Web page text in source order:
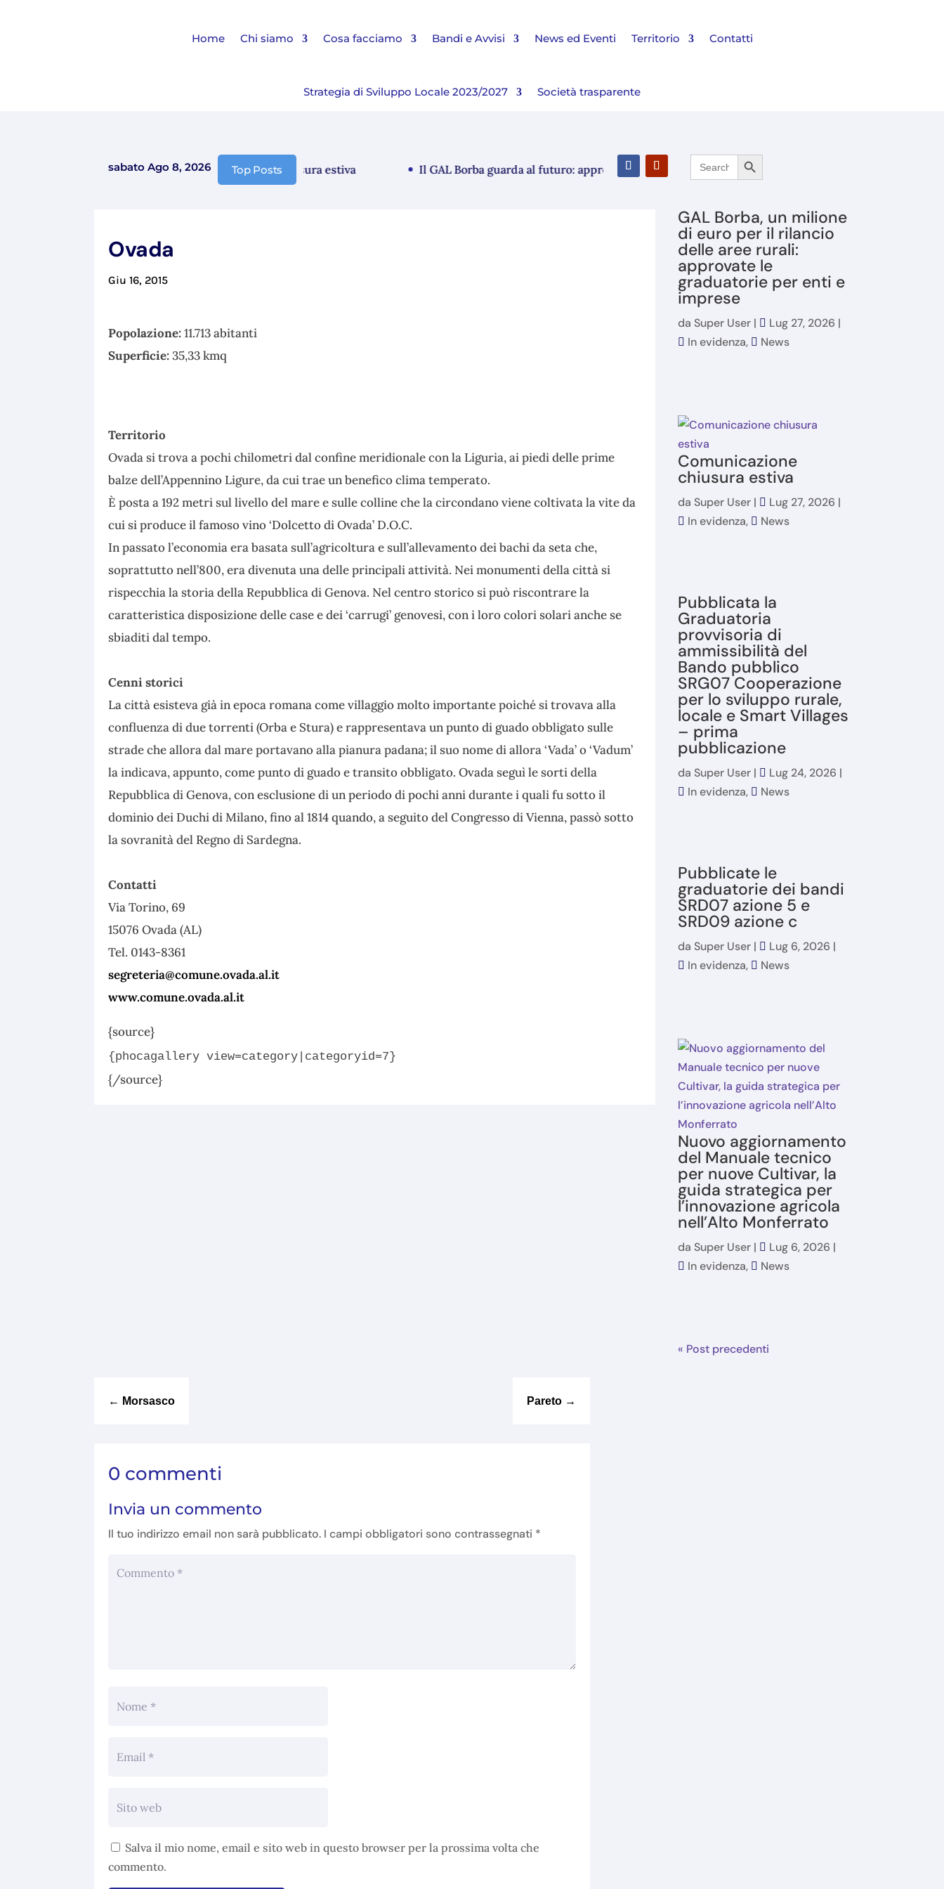
Home Chi siamo Cosa facciamo Bandi e Avvisi News ed Eventi Territorio Contatti
Strategia di Sviluppo Locale 2023/2027 Società trasparente
sabato Ago 8, 2026 Top Posts
Comunicazione chiusura estiva Il GAL Borba guarda al futuro: approvato il Bilancio 2025 e rinnovato il Consiglio di Amministrazione
Search
for:
Search Button
Ovada
Giu 16, 2015
Popolazione:11.713 abitanti
Superficie:35,33 kmq
Territorio
Ovada si trova a pochi chilometri dal confine meridionale con la Liguria, ai piedi delle prime
balze dell’Appennino Ligure, da cui trae un benefico clima temperato.
È posta a 192 metri sul livello del mare e sulle colline che la circondano viene coltivata la vite da
cui si produce il famoso vino ‘Dolcetto di Ovada’ D.O.C.
In passato l’economia era basata sull’agricoltura e sull’allevamento dei bachi da seta che,
soprattutto nell’800, era divenuta una delle principali attività. Nei monumenti della città si
rispecchia la storia della Repubblica di Genova. Nel centro storico si può riscontrare la
caratteristica disposizione delle case e dei ‘carrugi’ genovesi, con i loro colori solari anche se
sbiaditi dal tempo.
Cenni storici
La città esisteva già in epoca romana come villaggio molto importante poiché si trovava alla
confluenza di due torrenti (Orba e Stura) e rappresentava un punto di guado obbligato sulle
strade che allora dal mare portavano alla pianura padana; il suo nome di allora ‘Vada’ o ‘Vadum’
la indicava, appunto, come punto di guado e transito obbligato. Ovada seguì le sorti della
Repubblica di Genova, con esclusione di un periodo di pochi anni durante i quali fu sotto il
dominio dei Duchi di Milano, fino al 1814 quando, a seguito del Congresso di Vienna, passò sotto
la sovranità del Regno di Sardegna.
Contatti
Via Torino, 69
15076 Ovada (AL)
Tel. 0143-8361
segreteria@comune.ovada.al.it
www.comune.ovada.al.it
{source}
{phocagallery view=category|categoryid=7}
{/source}
GAL Borba, un milione
di euro per il rilancio
delle aree rurali:
approvate le
graduatorie per enti e
imprese
da Super User| Lug 27, 2026 |
In evidenza, News
Comunicazione
chiusura estiva
da Super User| Lug 27, 2026 |
In evidenza, News
Pubblicata la
Graduatoria
provvisoria di
ammissibilità del
Bando pubblico
SRG07 Cooperazione
per lo sviluppo rurale,
locale e Smart Villages
– prima
pubblicazione
da Super User| Lug 24, 2026 |
In evidenza, News
Pubblicate le
graduatorie dei bandi
SRD07 azione 5 e
SRD09 azione c
da Super User| Lug 6, 2026 |
In evidenza, News
Nuovo aggiornamento
del Manuale tecnico
per nuove Cultivar, la
guida strategica per
l’innovazione agricola
nell’Alto Monferrato
da Super User| Lug 6, 2026 |
In evidenza, News
« Post precedenti
← Morsasco Pareto →
0 commenti
Invia un commento
Il tuo indirizzo email non sarà pubblicato. I campi obbligatori sono contrassegnati *
Salva il mio nome, email e sito web in questo browser per la prossima volta che
commento.